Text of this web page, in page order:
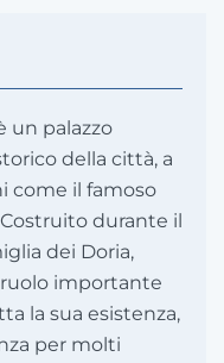
un palazzo
della città, a
come il famoso
durante il
dei Doria,
importante
la sua esistenza,
per molti